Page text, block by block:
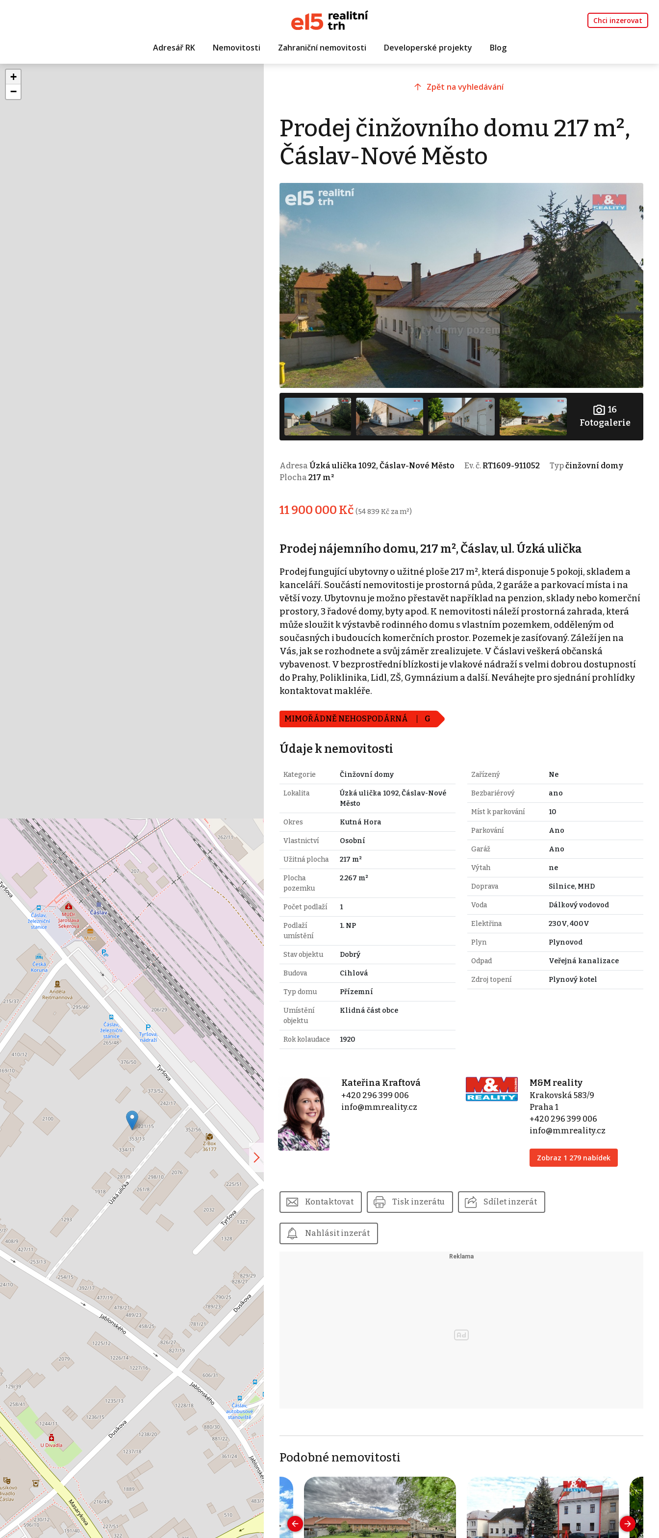
Chci inzerovat
Adresář RK Nemovitosti Zahraniční nemovitosti Developerské projekty Blog
+
−
Zpět na vyhledávání
Prodej činžovního domu 217 m²,
Čáslav-Nové Město
16
Fotogalerie
Adresa Úzká ulička 1092, Čáslav-Nové Město Ev. č. RT1609-911052 Typčinžovní domy
Plocha 217 m²
11 900 000 Kč (54 839 Kč za m²)
Prodej nájemního domu, 217 m², Čáslav, ul. Úzká ulička
Prodej fungující ubytovny o užitné ploše 217 m², která disponuje 5 pokoji, skladem a
kanceláří. Součástí nemovitosti je prostorná půda, 2 garáže a parkovací místa i na
větší vozy. Ubytovnu je možno přestavět například na penzion, sklady nebo komerční
prostory, 3 řadové domy, byty apod. K nemovitosti náleží prostorná zahrada, která
může sloužit k výstavbě rodinného domu s vlastním pozemkem, odděleným od
současných i budoucích komerčních prostor. Pozemek je zasíťovaný. Záleží jen na
Vás, jak se rozhodnete a svůj záměr zrealizujete. V Čáslavi veškerá občanská
vybavenost. V bezprostřední blízkosti je vlakové nádraží s velmi dobrou dostupností
do Prahy, Poliklinika, Lidl, ZŠ, Gymnázium a další. Neváhejte pro sjednání prohlídky
kontaktovat makléře.
MIMOŘÁDNĚ NEHOSPODÁRNÁ G
Údaje k nemovitosti
Kategorie Činžovní domy
Lokalita
Úzká ulička 1092, Čáslav-Nové
Město
Okres Kutná Hora
Vlastnictví Osobní
Užitná plocha 217 m²
Plocha
pozemku
2.267 m²
Počet podlaží 1
Podlaží
umístění
1. NP
Stav objektu Dobrý
Budova Cihlová
Typ domu Přízemní
Umístění
objektu
Klidná část obce
Rok kolaudace 1920
Zařízený Ne
Bezbariérový ano
Míst k parkování 10
Parkování Ano
Garáž Ano
Výtah ne
Doprava Silnice, MHD
Voda Dálkový vodovod
Elektřina 230V, 400V
Plyn Plynovod
Odpad Veřejná kanalizace
Zdroj topení Plynový kotel
Kateřina Kraftová
+420 296 399 006
info@mmreality.cz
M&M reality
Krakovská 583/9
Praha 1
+420 296 399 006
info@mmreality.cz
Zobraz 1 279 nabídek
Kontaktovat Tisk inzerátu Sdílet inzerát
Nahlásit inzerát
Podobné nemovitosti